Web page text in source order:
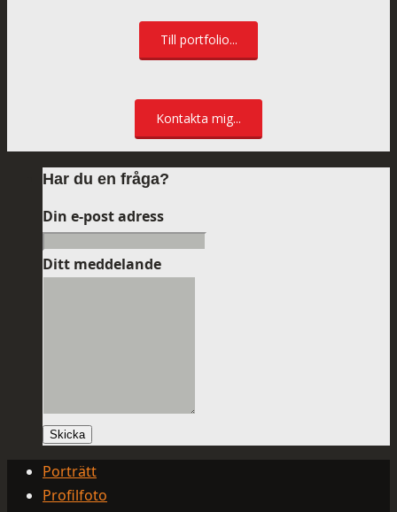
Till portfolio...
Kontakta mig...
Har du en fråga?
Din e-post adress
Ditt meddelande
Skicka
Porträtt
Profilfoto